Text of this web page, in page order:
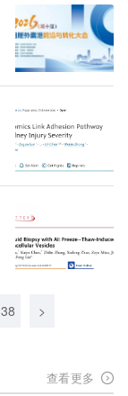
38 >
查看更多